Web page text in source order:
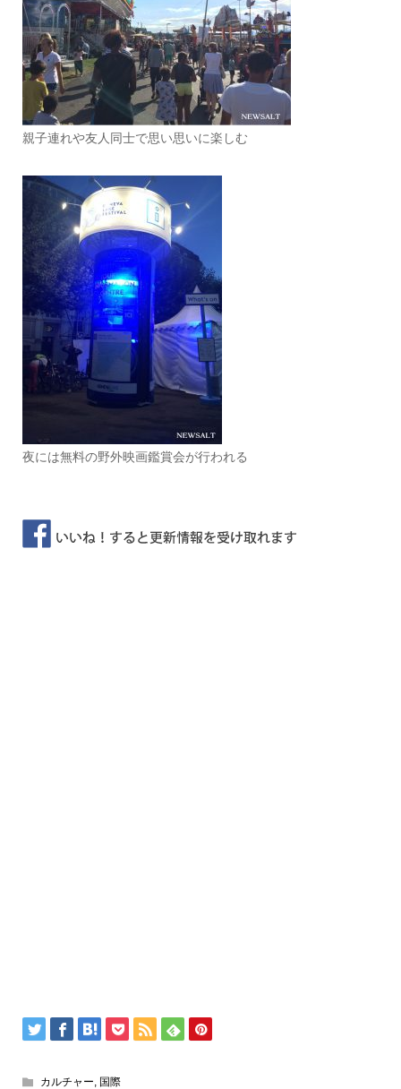
親子連れや友人同士で思い思いに楽しむ
夜には無料の野外映画鑑賞会が行われる
カルチャー, 国際